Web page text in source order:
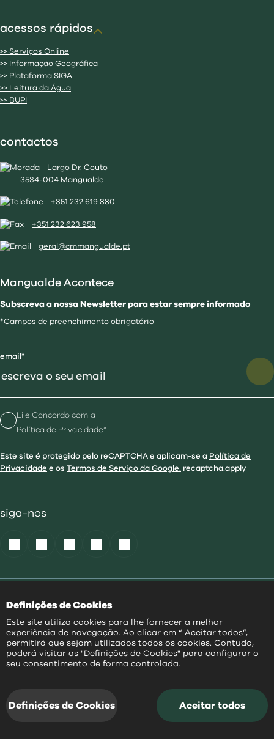
Definições de Cookies
Este site utiliza cookies para lhe fornecer a melhor
experiência de navegação. Ao clicar em “ Aceitar todos”,
permitirá que sejam utilizados todos os cookies. Contudo,
poderá visitar as "Definições de Cookies" para configurar o
seu consentimento de forma controlada.
Definições de Cookies Aceitar todos
acessos rápidos
>> Serviços Online
>> Informação Geográfica
>> Plataforma SIGA
>> Leitura da Água
>> BUPI
contactos
Largo Dr. Couto
3534-004 Mangualde
+351 232 619 880
+351 232 623 958
geral@cmmangualde.pt
Mangualde Acontece
Subscreva a nossa Newsletter para estar sempre informado
*Campos de preenchimento obrigatório
email*
Li e Concordo com a
Política de Privacidade*
Este site é protegido pelo reCAPTCHA e aplicam-se a Política de
Privacidade e os Termos de Serviço da Google. recaptcha.apply
siga-nos
Acessibilidade
Política Privacidade
Aviso Transparência
Mapa do Site